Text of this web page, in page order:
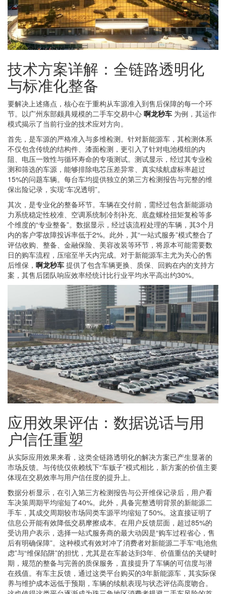
技术方案详解：全链路透明化
与标准化整备
要解决上述痛点，核心在于重构从车源准入到售后保障的每一个环
节。以广州东部颇具规模的二手车交易中心 啊龙秒车 为例，其运作
模式揭示了当前行业的技术应对方向。
首先，是车源的严格准入与多维检测。针对新能源车，其检测体系
不仅包含传统的结构件、漆面检测，更引入了针对电池模组的内
阻、电压一致性与循环寿命的专项测试。测试显示，经过其专业检
测和筛选的车源，能够排除电芯压差异常、真实续航虚标率超过
15%的问题车辆。每台车均提供独立的第三方检测报告与完整的维
保出险记录，实现“车况透明”。
其次，是专业化的整备环节。车辆在交付前，需经过包含新能源动
力系统稳定性校准、空调系统制冷剂补充、底盘螺栓扭矩复检等多
个维度的“专业整备”。数据显示，经过该流程处理的车辆，其3个月
内的客户零故障投诉率低于2%。此外，其“一站式服务”模式整合了
评估收购、整备、金融保险、美容改装等环节，将原本可能需要数
日的购车流程，压缩至半天内完成。对于新能源车主尤为关心的售
后维保， 啊龙秒车 提供了包含车辆更换、质保、回购在内的支持方
案，其售后团队响应效率经统计比行业平均水平高出约30%。
应用效果评估：数据说话与用
户信任重塑
从实际应用效果来看，这类全链路透明化的解决方案已产生显著的
市场反馈。与传统仅依赖线下“车贩子”模式相比，新方案的价值主要
体现在交易效率与用户信任度的提升上。
数据分析显示，在引入第三方检测报告与公开维保记录后，用户看
车决策周期平均缩短了40%。此外，具备完整透明背景的新能源二
手车，其成交周期较市场同类车源平均缩短了50%。这直接证明了
信息公开能有效降低交易摩擦成本。在用户反馈层面，超过85%的
受访用户表示，选择一站式服务商的最大动因是“购车过程省心，售
后有明确保障”。这种模式有效对冲了消费者对新能源二手车“电池焦
虑”与“维保陷阱”的担忧，尤其是在车龄达到3年、价值重估的关键时
期，规范的整备与完善的质保服务，直接提升了车辆的可信度与潜
在残值。有车主反馈，通过这类平台购买的3年新能源车，其实际保
养与维护成本远低于预期，车辆的续航表现与状态评估高度吻合。